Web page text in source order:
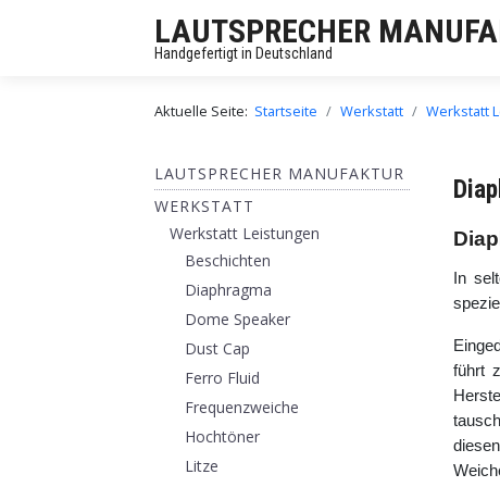
LAUTSPRECHER
Handgefertigt in Deutschland
Aktuelle Seite: Startseite Werkstatt Werkstatt
LAUTSPRECHER MANUFAKTUR
WERKSTATT
Werkstatt Leistungen
Beschichten
Diaphragma
Dome Speaker
Dust Cap
Ferro Fluid
Frequenzweiche
Hochtöner
Litze
In
führt